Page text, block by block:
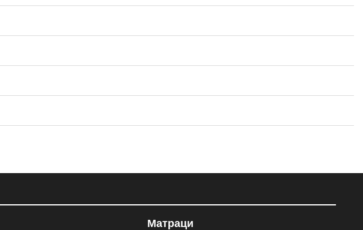
Матраци